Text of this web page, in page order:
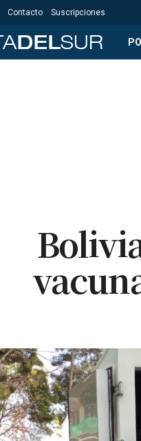
Contacto Suscripciones